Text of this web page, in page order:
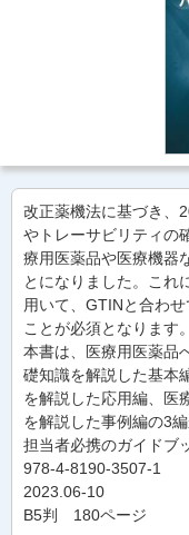
改正薬機法に基づき、
やトレーサビリティの
療用医薬品や医療機器
とになりました。これ
用いて、GTINと合わ
ことが必須となります。
本書は、医療用医薬品
礎知識を解説した基本
を解説した応用編、医
を解説した事例編の3
担当者必携のガイドブ
978-4-8190-3507-1
2023.06-10
B5判 180ページ